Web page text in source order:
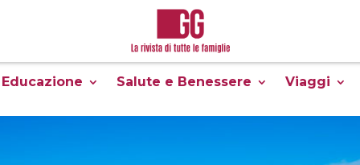
Educazione Salute e Benessere Viaggi